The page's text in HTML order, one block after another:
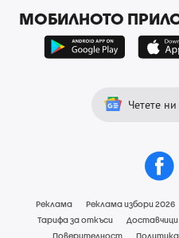
МОБИЛНОТО
Четете
Реклама Реклама избори 2026
Тарифа за откъси
Доставчици
Поверителност
Политика